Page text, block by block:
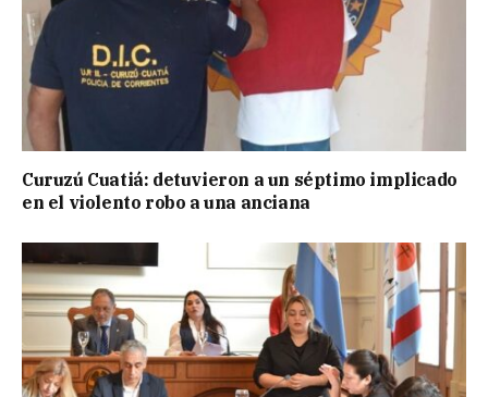
Curuzú Cuatiá: detuvieron a un séptimo implicado
en el violento robo a una anciana